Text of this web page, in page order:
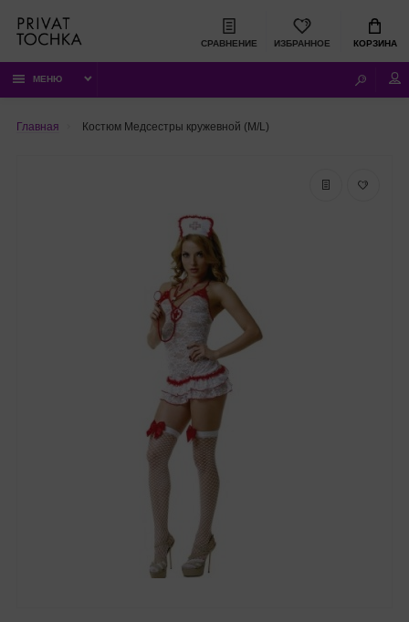
СРАВНЕНИЕ ИЗБРАННОЕ КОРЗИНА
МЕНЮ
Главная Костюм Медсестры кружевной (M/L)